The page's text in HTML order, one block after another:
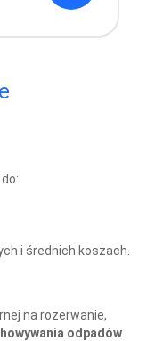
i średnich koszach.
na rozerwanie,
odpadów